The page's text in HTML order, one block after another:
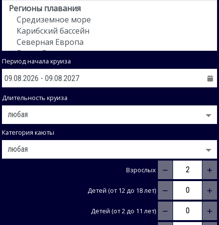
Период начала круиза
Длительность круиза
Категория каюты
Взрослых − +
Детей (от 12 до 18 лет) − +
Детей (от 2 до 11 лет) − +